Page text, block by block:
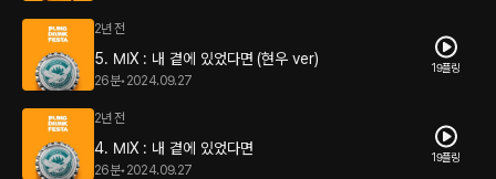
2년 전
5. MIX : 내 곁에 있었다면 (현우 ver)
26분• 2024.09.27
19플링
2년 전
4. MIX : 내 곁에 있었다면
26분• 2024.09.27
19플링